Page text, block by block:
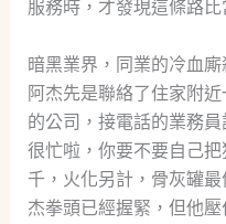
服務時，才發現這條路比
暗黑業界，同業的冷血廝
阿杰先是聯絡了住家附近
的公司，接電話的業務
很忙啦，你要不要自己
千，火化另計，骨灰罐
杰拳頭已經握緊，但他